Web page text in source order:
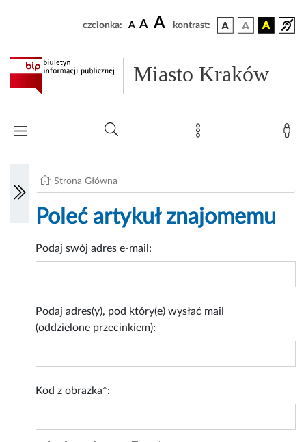
czcionka: A A A kontrast:
Miasto Kraków
Strona Główna
Poleć artykuł znajomemu
Podaj swój adres e-mail:
Podaj adres(y), pod który(e) wysłać mail
(oddzielone przecinkiem):
Kod z obrazka*: